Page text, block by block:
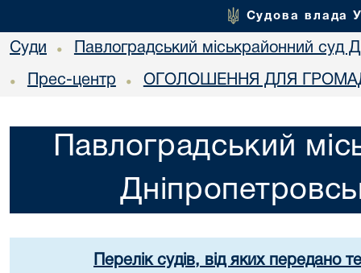
Судова влада
Суди • Павлоградський міськрайонний суд
• Прес-центр • ОГОЛОШЕННЯ ДЛЯ
Павлоградський
Перелік судів, від яких передано